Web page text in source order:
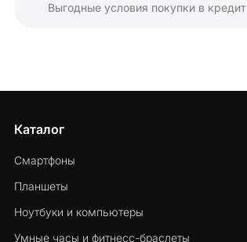
Выгодные условия покупки в кредит
Каталог
Смартфоны
Планшеты
Ноутбуки и компьютеры
Умные часы и фитнесс-браслеты